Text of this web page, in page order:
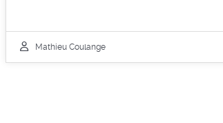
Mathieu Coulange